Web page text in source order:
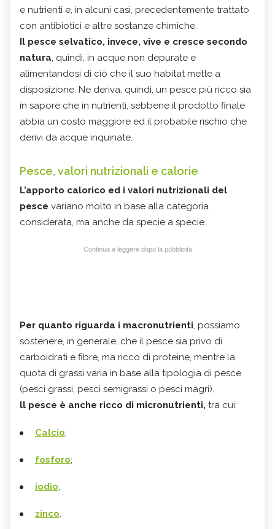
e nutrienti e, in alcuni casi, precedentemente trattato
con antibiotici e altre sostanze chimiche.
Il pesce selvatico, invece, vive e cresce secondo
natura, quindi, in acque non depurate e
alimentandosi di ciò che il suo habitat mette a
disposizione. Ne deriva, quindi, un pesce più ricco sia
in sapore che in nutrienti, sebbene il prodotto finale
abbia un costo maggiore ed il probabile rischio che
derivi da acque inquinate.
Pesce, valori nutrizionali e calorie
L’apporto calorico ed i valori nutrizionali del
pesce variano molto in base alla categoria
considerata, ma anche da specie a specie.
Continua a leggere dopo la pubblicità
Per quanto riguarda i macronutrienti, possiamo
sostenere, in generale, che il pesce sia privo di
carboidrati e fibre, ma ricco di proteine, mentre la
quota di grassi varia in base alla tipologia di pesce
(pesci grassi, pesci semigrassi o pesci magri).
ll pesce è anche ricco di micronutrienti, tra cui:
Calcio;
fosforo;
iodio;
zinco.